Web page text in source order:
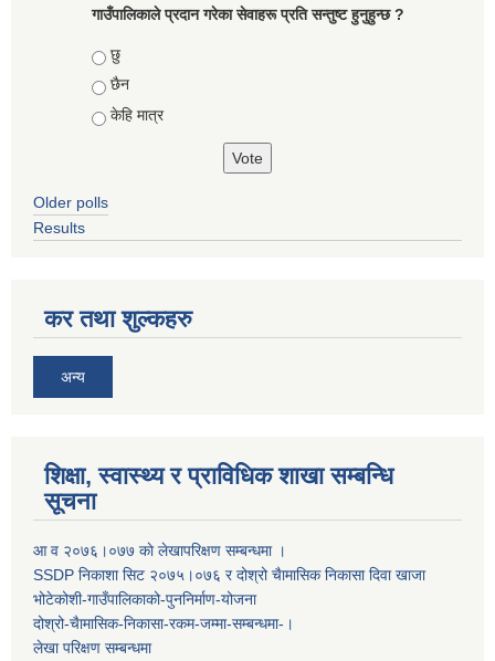
गाउँपालिकाले प्रदान गरेका सेवाहरू प्रति सन्तुष्ट हुनुहुन्छ ?
Choices
छु
छैन
केहि मात्र
Older polls
Results
कर तथा शुल्कहरु
अन्य
शिक्षा, स्वास्थ्य र प्राविधिक शाखा सम्बन्धि
सूचना
आ व २०७६।०७७ काे लेखापरिक्षण सम्बन्धमा ।
SSDP निकाशा सिट २०७५।०७६ र दोश्रो चैामासिक निकासा दिवा खाजा
भोटेकोशी-गाउँपालिकाको-पुननिर्माण-योजना
दोश्रो-चैामासिक-निकासा-रकम-जम्मा-सम्बन्धमा-।
लेखा परिक्षण सम्बन्धमा